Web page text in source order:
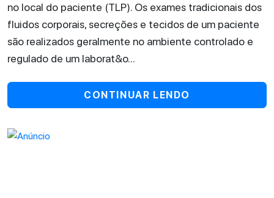
no local do paciente (TLP). Os exames tradicionais dos
fluidos corporais, secreções e tecidos de um paciente
são realizados geralmente no ambiente controlado e
regulado de um laborat&o...
CONTINUAR LENDO